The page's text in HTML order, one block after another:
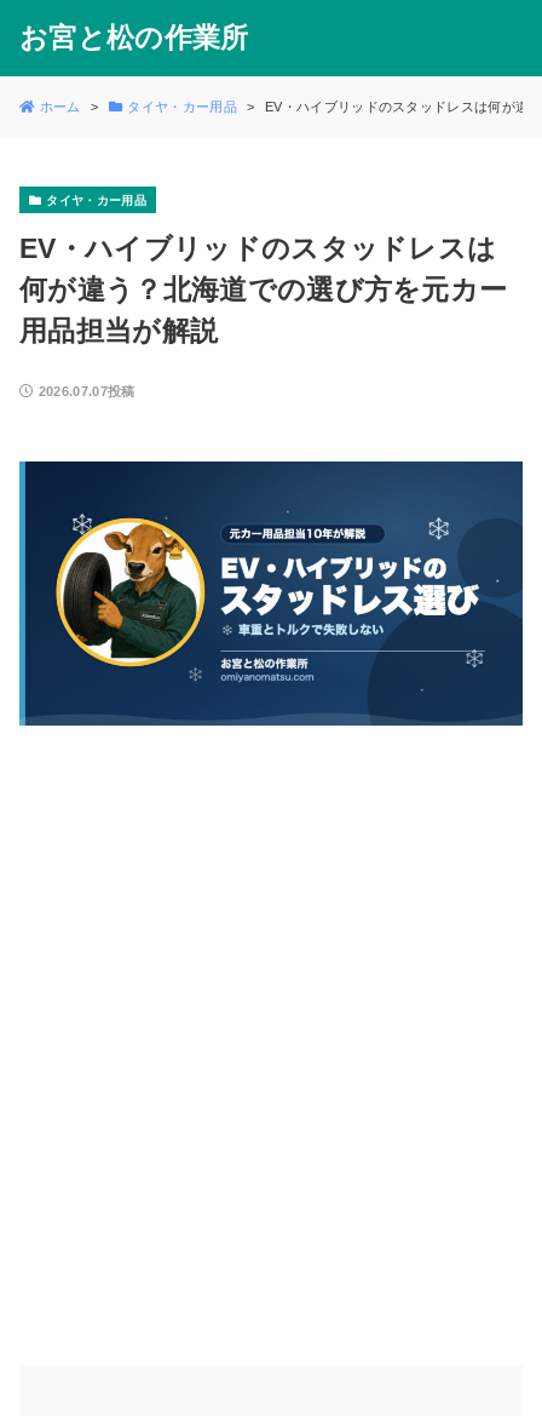
お宮と松の作業所
ホーム タイヤ・カー用品 EV・ハイブリッドのスタッドレスは何が違
タイヤ・カー用品
EV・ハイブリッドのスタッドレスは
何が違う？北海道での選び方を元カー
用品担当が解説
2026.07.07投稿